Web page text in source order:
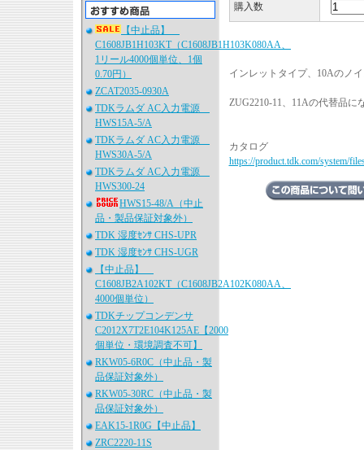
【中止品】
C1608JB1H103KT（C1608JB1H103K080AA、
1リール4000個単位、1個
0.70円）
ZCAT2035-0930A
TDKラムダ AC入力電源
HWS15A-5/A
TDKラムダ AC入力電源
HWS30A-5/A
TDKラムダ AC入力電源
HWS300-24
HWS15-48/A（中止
品・製品保証対象外）
TDK 湿度ｾﾝｻ CHS-UPR
TDK 湿度ｾﾝｻ CHS-UGR
【中止品】
C1608JB2A102KT（C1608JB2A102K080AA、
4000個単位）
TDKチップコンデンサ
C2012X7T2E104K125AE【2000
個単位・環境調査不可】
RKW05-6R0C（中止品・製
品保証対象外）
RKW05-30RC（中止品・製
品保証対象外）
EAK15-1R0G【中止品】
ZRC2220-11S
購入数
インレットタイプ、10Aのノ
ZUG2210-11、11Aの代替品に
カタログ
https://product.tdk.com/system/